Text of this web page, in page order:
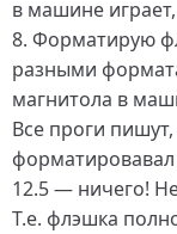
в машине играет,
8. Форматирую
разными
магнитола в
Все проги
12.5 — ничего!
Т.е. флэшка